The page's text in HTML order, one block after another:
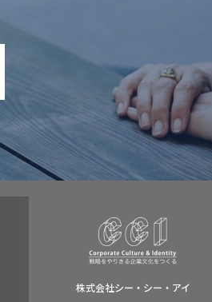
株式会社シー・シー・アイ